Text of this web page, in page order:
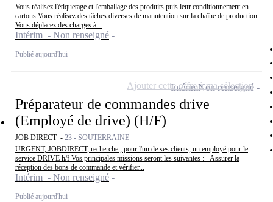
Vous réalisez l'étiquetage et l'emballage des produits puis leur conditionnement en
cartons Vous réalisez des tâches diverses de manutention sur la chaîne de production
Vous déplacez des charges à...
Intérim - Non renseigné
Publié aujourd'hui
Préparateur de commandes drive
(Employé de drive) (H/F)
JOB DIRECT - 23 - SOUTERRAINE
URGENT, JOBDIRECT, recherche , pour l'un de ses clients, un employé pour le
service DRIVE h/f Vos principales missions seront les suivantes : - Assurer la
réception des bons de commande et vérifier...
Intérim - Non renseigné
Publié aujourd'hui
IntérimNon renseigné
Ajouter cette offre à ma sélection